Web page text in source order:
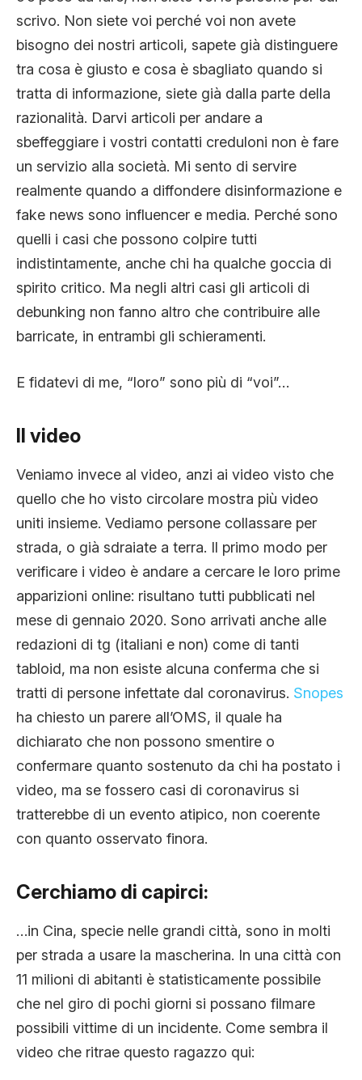
scrivo. Non siete voi perché voi non avete
bisogno dei nostri articoli, sapete già distinguere
tra cosa è giusto e cosa è sbagliato quando si
tratta di informazione, siete già dalla parte della
razionalità. Darvi articoli per andare a
sbeffeggiare i vostri contatti creduloni non è fare
un servizio alla società. Mi sento di servire
realmente quando a diffondere disinformazione e
fake news sono influencer e media. Perché sono
quelli i casi che possono colpire tutti
indistintamente, anche chi ha qualche goccia di
spirito critico. Ma negli altri casi gli articoli di
debunking non fanno altro che contribuire alle
barricate, in entrambi gli schieramenti.
E fidatevi di me, “loro” sono più di “voi”…
Il video
Veniamo invece al video, anzi ai video visto che
quello che ho visto circolare mostra più video
uniti insieme. Vediamo persone collassare per
strada, o già sdraiate a terra. Il primo modo per
verificare i video è andare a cercare le loro prime
apparizioni online: risultano tutti pubblicati nel
mese di gennaio 2020. Sono arrivati anche alle
redazioni di tg (italiani e non) come di tanti
tabloid, ma non esiste alcuna conferma che si
tratti di persone infettate dal coronavirus. Snopes
ha chiesto un parere all’OMS, il quale ha
dichiarato che non possono smentire o
confermare quanto sostenuto da chi ha postato i
video, ma se fossero casi di coronavirus si
tratterebbe di un evento atipico, non coerente
con quanto osservato finora.
Cerchiamo di capirci:
…in Cina, specie nelle grandi città, sono in molti
per strada a usare la mascherina. In una città con
11 milioni di abitanti è statisticamente possibile
che nel giro di pochi giorni si possano filmare
possibili vittime di un incidente. Come sembra il
video che ritrae questo ragazzo qui: